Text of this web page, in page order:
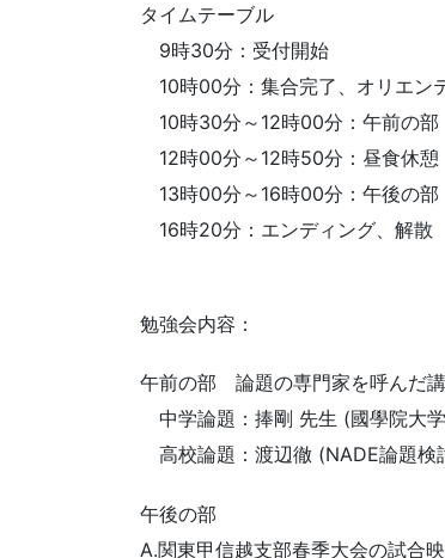
タイムテーブル
9時30分：受付開始
10時00分：集合完了、オリエン
10時30分～12時00分：午前の部
12時00分～12時50分：昼食休憩
13時00分～16時00分：午後の部
16時20分：エンディング、解散
勉強会内容：
午前の部 論題の専門家を呼んだ
中学論題：捧剛 先生 (國學院大
高校論題：渡辺徹 (NADE論題検
午後の部
A.関東甲信越支部春季大会の試合